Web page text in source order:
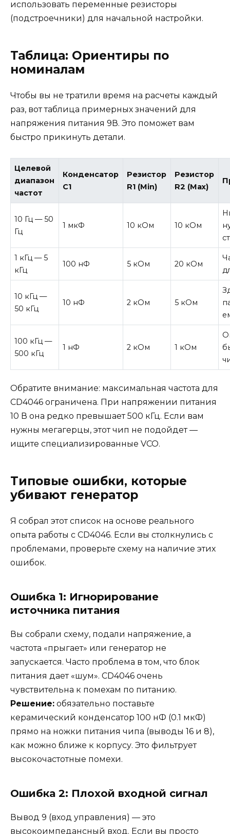
использовать переменные резисторы
(подстроечники) для начальной настройки.
Таблица: Ориентиры по
номиналам
Чтобы вы не тратили время на расчеты каждый
раз, вот таблица примерных значений для
напряжения питания 9В. Это поможет вам
быстро прикинуть детали.
Целевой
диапазон
частот
Конденсатор
C1
Резистор
R1 (Min)
Резистор
R2 (Max)
10 Гц — 50
Гц
1 мкФ 10 кОм 10 кОм
1 кГц — 5
кГц
100 нФ 5 кОм 20 кОм
10 кГц —
50 кГц
10 нФ 2 кОм 5 кОм
100 кГц —
500 кГц
1 нФ 2 кОм 1 кОм
Обратите внимание: максимальная частота для
CD4046 ограничена. При напряжении питания
10 В она редко превышает 500 кГц. Если вам
нужны мегагерцы, этот чип не подойдет —
ищите специализированные VCO.
Типовые ошибки, которые
убивают генератор
Я собрал этот список на основе реального
опыта работы с CD4046. Если вы столкнулись с
проблемами, проверьте схему на наличие этих
ошибок.
Ошибка 1: Игнорирование
источника питания
Вы собрали схему, подали напряжение, а
частота «прыгает» или генератор не
запускается. Часто проблема в том, что блок
питания дает «шум». CD4046 очень
чувствительна к помехам по питанию.
Решение: обязательно поставьте
керамический конденсатор 100 нФ (0.1 мкФ)
прямо на ножки питания чипа (выводы 16 и 8),
как можно ближе к корпусу. Это фильтрует
высокочастотные помехи.
Ошибка 2: Плохой входной сигнал
Вывод 9 (вход управления) — это
высокоимпедансный вход. Если вы просто